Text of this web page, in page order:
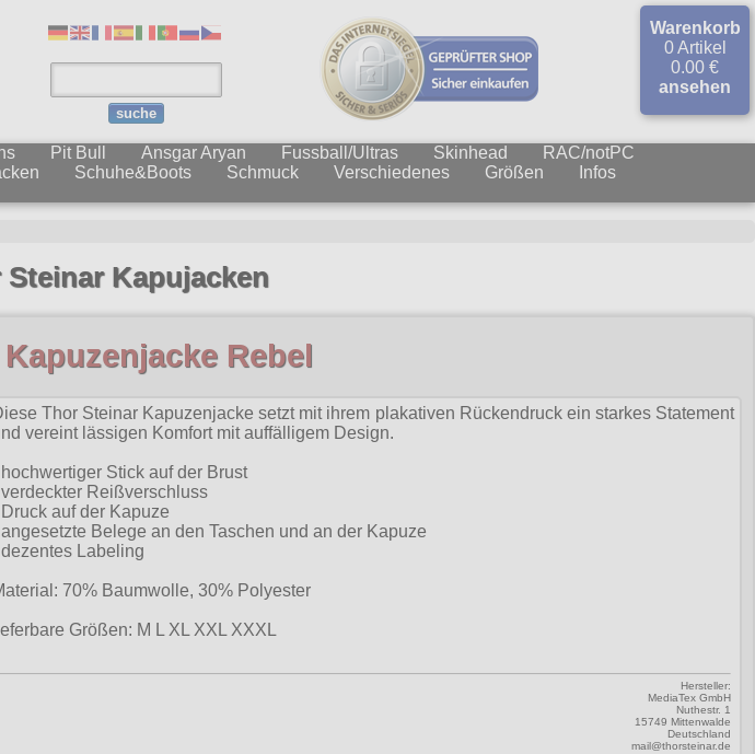
suche
Warenkorb
0 Artikel
0.00 €
ansehen
Pit Bull Ansgar Aryan Fussball/Ultras Skinhead
RAC/notPC
Schuhe&Boots Schmuck Verschiedenes Größen
Infos
Steinar Kapujacken
Rebel
Thor Steinar Kapuzenjacke setzt mit ihrem plakativen Rückendruck ein starkes Statement
vereint lässigen Komfort mit auffälligem Design.
Stick auf der Brust
Reißverschluss
auf der Kapuze
Belege an den Taschen und an der Kapuze
Labeling
70% Baumwolle, 30% Polyester
Größen: M L XL XXL XXXL
Hersteller:
MediaTex GmbH
Nuthestr. 1
15749 Mittenwalde
Deutschland
mail@thorsteinar.de